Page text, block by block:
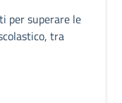
per superare le
tra